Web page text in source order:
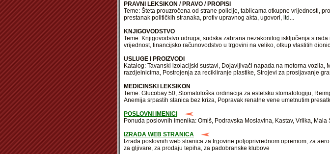
PRAVNI LEKSIKON / PRAVO / PROPISI
Teme: Šteta prouzročena od strane policije, tablicama otkupne vrijednosti,
prestanak političkih stranaka, protiv upravnog akta, ugovori, itd ...
KNJIGOVODSTVO
Teme: Knjigovodstvo udruga, sudska zabrana nezakonitog isključenja s
vrijednost, financijsko računovodstvo u trgovini na veliko, otkup vlastitih
USLUGE I PROIZVODI
Katalog: Tavanski izolacijski sustavi, Dojavljivači napada na motorna
razdjelnicima, Postrojenja za recikliranje plastike, Strojevi za prosijavanje
MEDICINSKI LEKSIKON
Teme: Glucobay 50, Stomatološka ordinacija za estetsku stomatologiju,
Anemija srpastih stanica bez kriza, Popravak renalne vene umetnutim
POSLOVNI IMENICI
Ponuda poslovnih imenika: Omiš, Podravska Moslavina, Kastav, Vrlika, Mala
IZRADA WEB STRANICA
Izrada poslovnih web stranica za trgovine poljoprivrednom opremom, za
za gljivare, za prodaju tepiha, za padobranske klubove